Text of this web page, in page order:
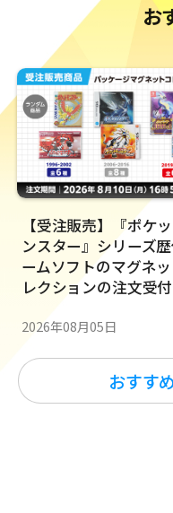
お
【受注販売】『ポケ
ンスター』シリーズ
ームソフトのマグネ
レクションの注文受
2026年08月05日
おすす